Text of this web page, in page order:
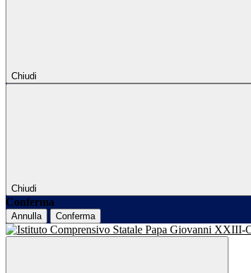
Chiudi
Chiudi
Conferma
Annulla Conferma